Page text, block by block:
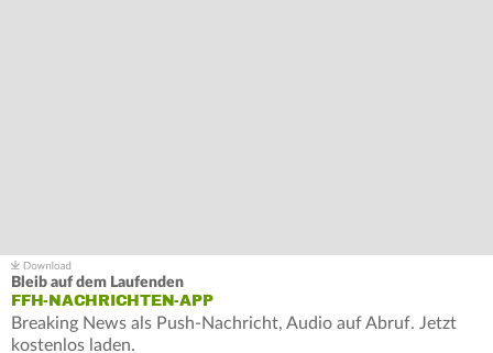
Bleib auf dem Laufenden
FFH-NACHRICHTEN-APP
Breaking News als Push-Nachricht, Audio auf Abruf. Jetzt
kostenlos laden.